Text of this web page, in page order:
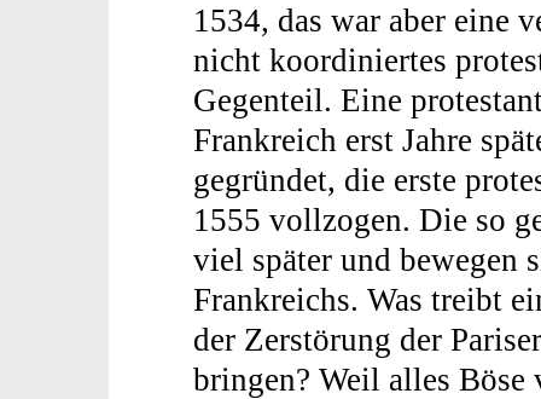
1534, das war aber eine
nicht koordiniertes
Gegenteil. Eine
Frankreich erst Jahre
gegründet, die erste
1555 vollzogen. Die so
viel später und bewegen
Frankreichs. Was treibt
der Zerstörung der
bringen? Weil alles Böse